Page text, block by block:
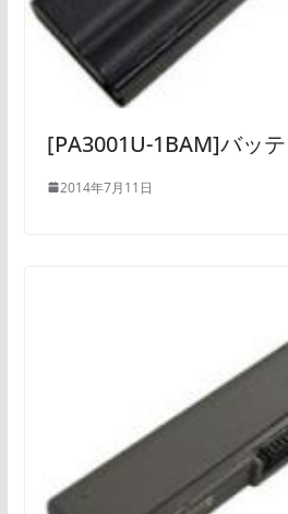
[PA3001U-1BAM]バッ
2014年7月11日